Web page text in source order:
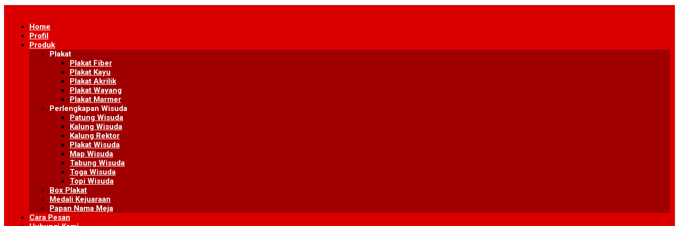
content
Home
Profil
Produk
Plakat
Plakat Fiber
Plakat Kayu
Plakat Akrilik
Plakat Wayang
Plakat Marmer
Perlengkapan Wisuda
Patung Wisuda
Kalung Wisuda
Kalung Rektor
Plakat Wisuda
Map Wisuda
Tabung Wisuda
Toga Wisuda
Topi Wisuda
Box Plakat
Medali Kejuaraan
Papan Nama Meja
Cara Pesan